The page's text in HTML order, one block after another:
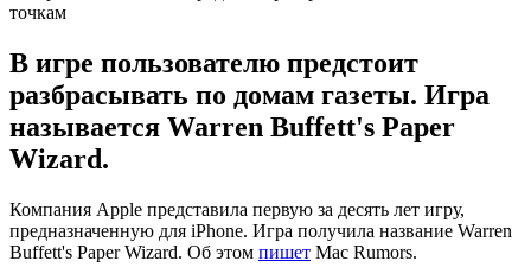
точкам
В игре пользователю предстоит
разбрасывать по домам газеты. Игра
называется Warren Buffett's Paper
Wizard.
Компания Apple представила первую за десять лет игру,
предназначенную для iPhone. Игра получила название Warren
Buffett's Paper Wizard. Об этом пишет Mac Rumors.